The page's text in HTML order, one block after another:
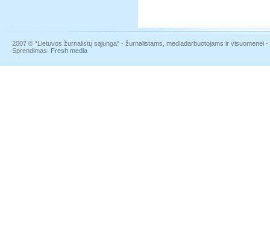
2007 © “Lietuvos žurnalistų sąjunga” - žurnalistams, mediadarbuotojams ir visuomenei
Sprendimas: Fresh media